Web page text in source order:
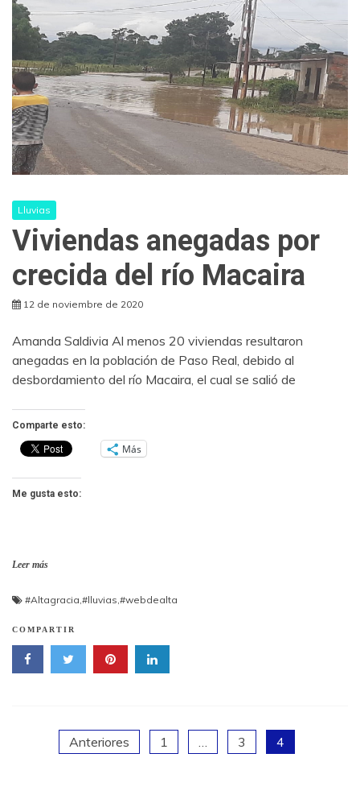
Lluvias
Viviendas anegadas por
crecida del río Macaira
12 de noviembre de 2020
Amanda Saldivia Al menos 20 viviendas resultaron
anegadas en la población de Paso Real, debido al
desbordamiento del río Macaira, el cual se salió de
Comparte esto:
Más
Me gusta esto:
Leer más
#Altagracia,#lluvias,#webdealta
COMPARTIR
Paginación
Anteriores 1 … 3 4